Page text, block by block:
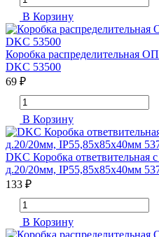
В Корзину
Коробка распределительная
DKC 53500
69 ₽
В Корзину
DKC Коробка ответвительная
д.20/20мм, IP55,85х85х40мм
133 ₽
В Корзину